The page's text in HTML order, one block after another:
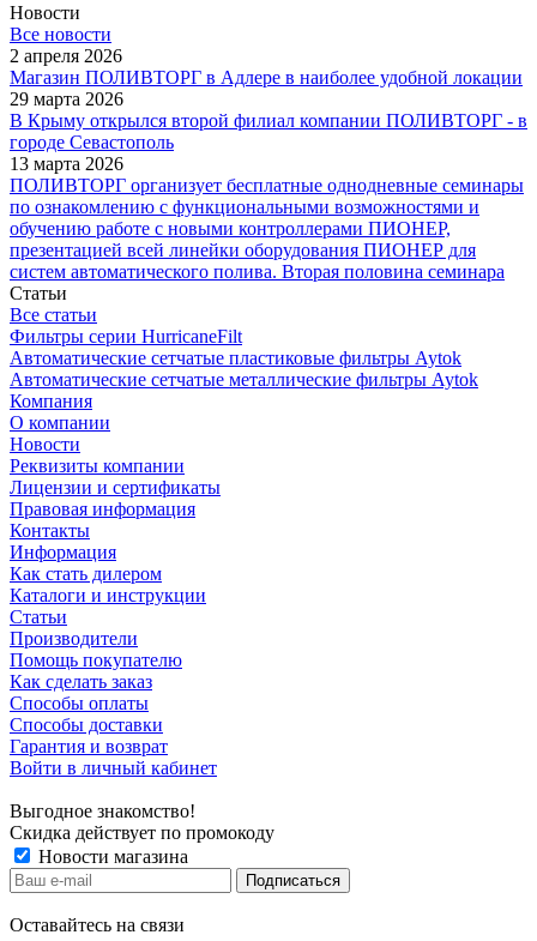
Новости
Все новости
2 апреля 2026
Магазин ПОЛИВТОРГ в Адлере в наиболее удобной локации
29 марта 2026
В Крыму открылся второй филиал компании ПОЛИВТОРГ - в
городе Севастополь
13 марта 2026
ПОЛИВТОРГ организует бесплатные однодневные семинары
по ознакомлению с функциональными возможностями и
обучению работе с новыми контроллерами ПИОНЕР,
презентацией всей линейки оборудования ПИОНЕР для
систем автоматического полива. Вторая половина семинара
Статьи
Все статьи
Фильтры серии HurricaneFilt
Автоматические сетчатые пластиковые фильтры Aytok
Автоматические сетчатые металлические фильтры Aytok
Компания
О компании
Новости
Реквизиты компании
Лицензии и сертификаты
Правовая информация
Контакты
Информация
Как стать дилером
Каталоги и инструкции
Статьи
Производители
Помощь покупателю
Как сделать заказ
Способы оплаты
Способы доставки
Гарантия и возврат
Войти в личный кабинет
Выгодное знакомство!
Скидка действует по промокоду
Новости магазина
Оставайтесь на связи